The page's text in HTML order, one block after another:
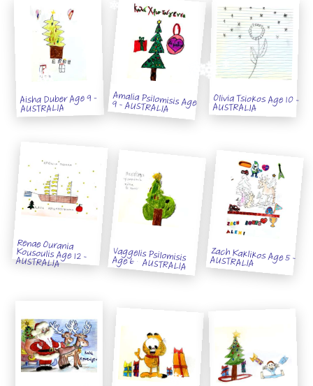
Aisha Duber Age 9 -
AUSTRALIA Amalia Psilomisis Age 9 - AUSTRALIA Olivia Tsiokos Age 10 -
AUSTRALIA
Renae Ourania
Kousoulis Age 12 -
AUSTRALIA Vaggelis Psilomisis
Age 6 - AUSTRALIA Zach Kaklikos Age 5 - AUSTRALIA